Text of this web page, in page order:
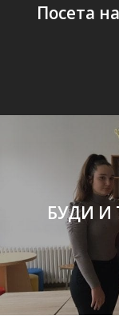
Посета
БУДИ И